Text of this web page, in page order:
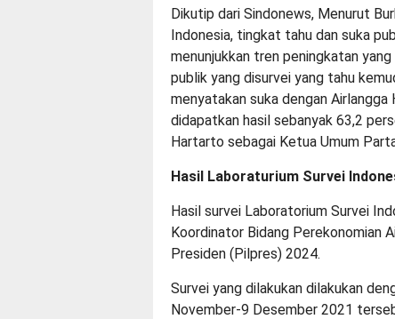
Dikutip dari Sindonews, Menurut
Indonesia, tingkat tahu dan suka
menunjukkan tren peningkatan
publik yang disurvei yang tahu
menyatakan suka dengan
didapatkan hasil sebanyak 63,2
Hartarto sebagai Ketua Umum
Hasil Laboraturium Survei
Hasil survei Laboratorium Survei
Koordinator Bidang Perekonomian
Presiden (Pilpres) 2024.
Survei yang dilakukan dilakukan
November-9 Desember 2021